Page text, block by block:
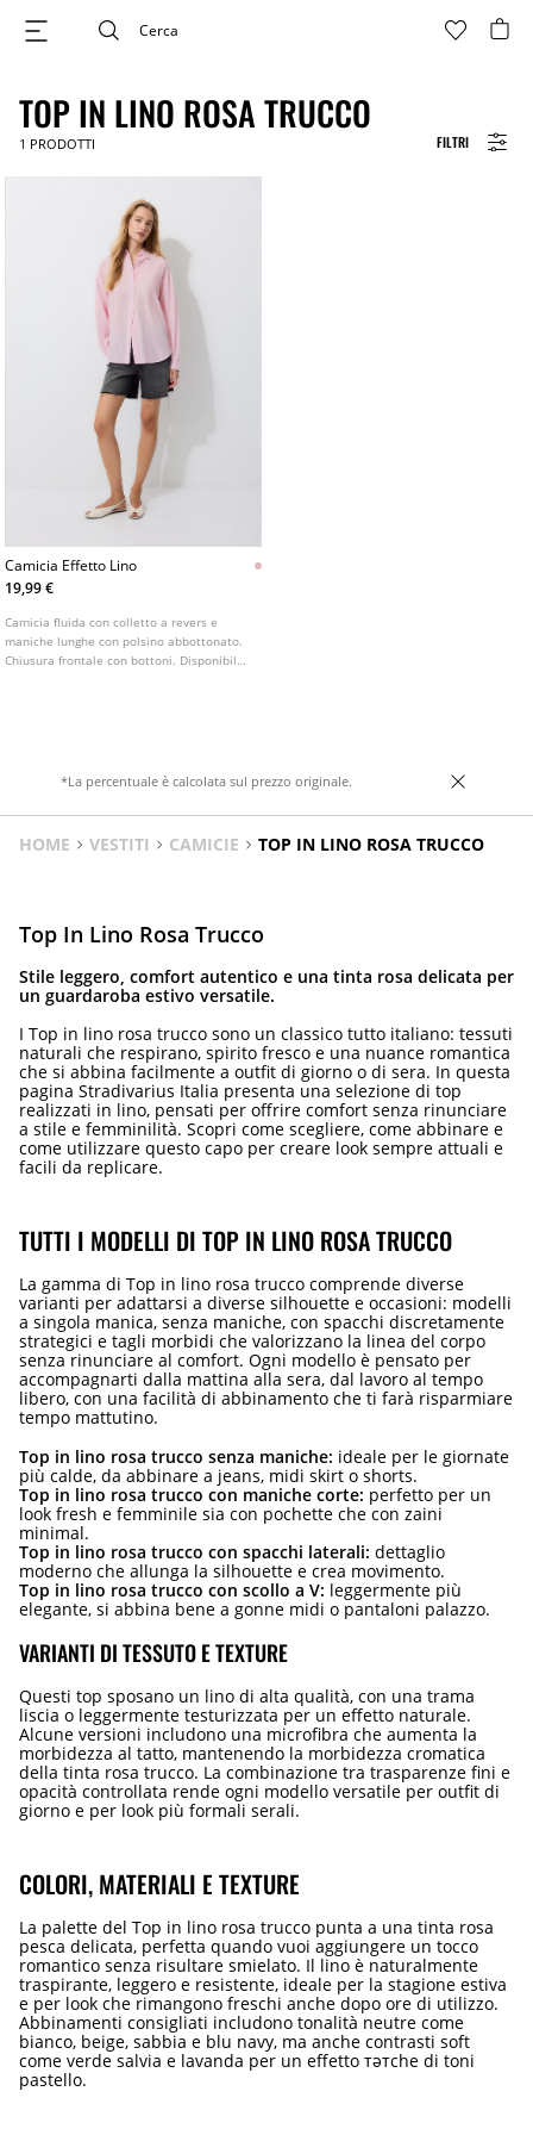
FILTRI
TOP IN LINO ROSA TRUCCO
1 PRODOTTI
Camicia Effetto Lino
19,99 €
Camicia fluida con colletto a revers e
maniche lunghe con polsino abbottonato.
Chiusura frontale con bottoni. Disponibile
*La percentuale è calcolata sul prezzo originale.
HOME VESTITI CAMICIE TOP IN LINO ROSA TRUCCO
Top In Lino Rosa Trucco
Stile leggero, comfort autentico e una tinta rosa delicata per
un guardaroba estivo versatile.
I Top in lino rosa trucco sono un classico tutto italiano: tessuti
naturali che respirano, spirito fresco e una nuance romantica
che si abbina facilmente a outfit di giorno o di sera. In questa
pagina Stradivarius Italia presenta una selezione di top
realizzati in lino, pensati per offrire comfort senza rinunciare
a stile e femminilità. Scopri come scegliere, come abbinare e
come utilizzare questo capo per creare look sempre attuali e
facili da replicare.
TUTTI I MODELLI DI TOP IN LINO ROSA TRUCCO
La gamma di Top in lino rosa trucco comprende diverse
varianti per adattarsi a diverse silhouette e occasioni: modelli
a singola manica, senza maniche, con spacchi discretamente
strategici e tagli morbidi che valorizzano la linea del corpo
senza rinunciare al comfort. Ogni modello è pensato per
accompagnarti dalla mattina alla sera, dal lavoro al tempo
libero, con una facilità di abbinamento che ti farà risparmiare
tempo mattutino.
Top in lino rosa trucco senza maniche: ideale per le giornate
più calde, da abbinare a jeans, midi skirt o shorts.
Top in lino rosa trucco con maniche corte: perfetto per un
look fresh e femminile sia con pochette che con zaini
minimal.
Top in lino rosa trucco con spacchi laterali: dettaglio
moderno che allunga la silhouette e crea movimento.
Top in lino rosa trucco con scollo a V: leggermente più
elegante, si abbina bene a gonne midi o pantaloni palazzo.
VARIANTI DI TESSUTO E TEXTURE
Questi top sposano un lino di alta qualità, con una trama
liscia o leggermente testurizzata per un effetto naturale.
Alcune versioni includono una microfibra che aumenta la
morbidezza al tatto, mantenendo la morbidezza cromatica
della tinta rosa trucco. La combinazione tra trasparenze fini e
opacità controllata rende ogni modello versatile per outfit di
giorno e per look più formali serali.
COLORI, MATERIALI E TEXTURE
La palette del Top in lino rosa trucco punta a una tinta rosa
pesca delicata, perfetta quando vuoi aggiungere un tocco
romantico senza risultare smielato. Il lino è naturalmente
traspirante, leggero e resistente, ideale per la stagione estiva
e per look che rimangono freschi anche dopo ore di utilizzo.
Abbinamenti consigliati includono tonalità neutre come
bianco, beige, sabbia e blu navy, ma anche contrasti soft
come verde salvia e lavanda per un effetto тәтche di toni
pastello.